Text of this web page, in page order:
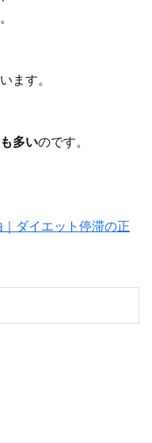
ます。
多いのです。
ダイエット停滞の正